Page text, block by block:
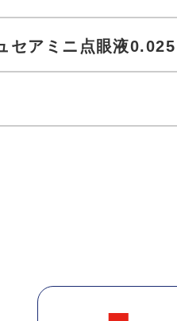
セアミニ点眼液